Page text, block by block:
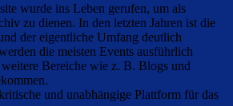
wurde ins Leben gerufen, um als
zu dienen. In den letzten Jahren ist die
der eigentliche Umfang deutlich
die meisten Events ausführlich
Bereiche wie z. B. Blogs und
und unabhängige Plattform für das